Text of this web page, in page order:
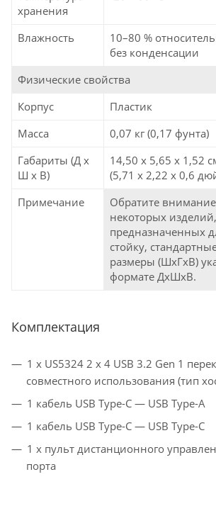
хранения
Влажность
10–80 %
без конденсации
Физические свойства
Корпус
Пластик
Масса
0,07 кг (0,17 фунта)
Габариты (Д x
Ш x В)
14,50 x 5,65 x 1,52
(5,71 x 2,22 x 0,6
Примечание
Обратите
некоторых изделий,
предназначенных
стойку,
размеры (ШхГхВ)
формате ДхШхВ.
Комплектация
1 x US5324 2 x 4 USB 3.2 Gen 1
совместного использования (тип
1 кабель USB Type-C — USB Type-A
1 кабель USB Type-C — USB Type-C
1 x пульт дистанционного
порта